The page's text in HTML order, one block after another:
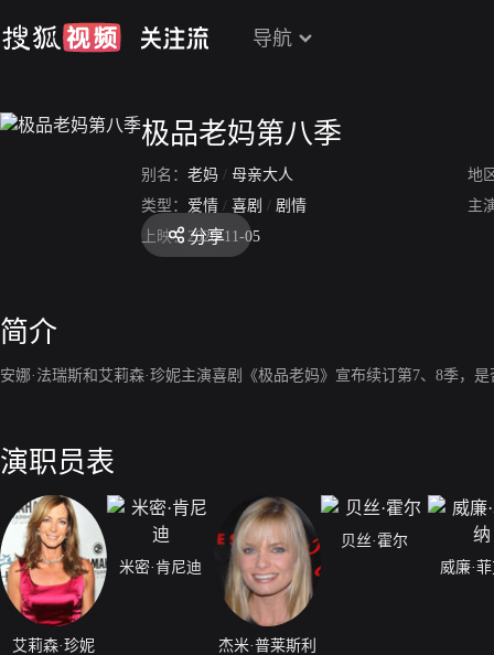
导航
极品老妈第八季
别名： 老妈 / 母亲大人
地
类型： 爱情 / 喜剧 / 剧情
主
上映： 2020-11-05
分享
简介
安娜·法瑞斯和艾莉森·珍妮主演喜剧《极品老妈》宣布续订第7、8季，
演职员表
艾莉森·珍妮
米密·肯尼迪
杰米·普莱斯利
贝丝·霍尔
威廉·